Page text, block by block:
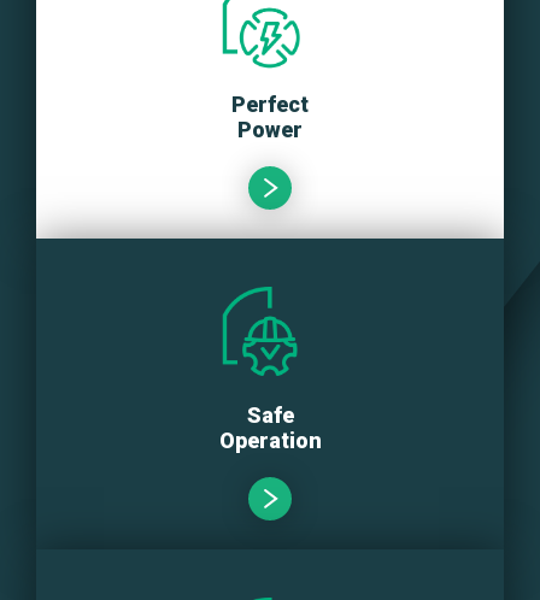
Perfect
Power
Safe
Operation